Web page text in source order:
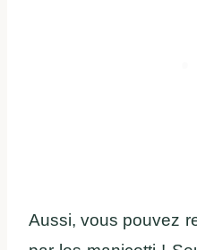
Aussi, vous pouvez